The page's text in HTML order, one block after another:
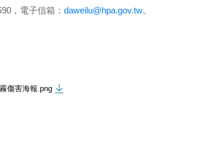
，電子信箱： daweilu@hpa.gov.tw。
傷害海報.png